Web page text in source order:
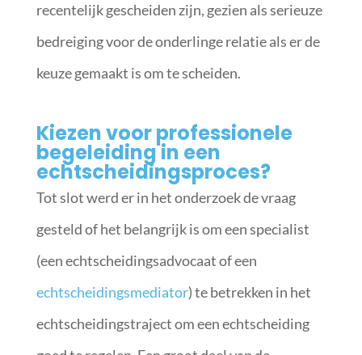
recentelijk gescheiden zijn, gezien als serieuze
bedreiging voor de onderlinge relatie als er de
keuze gemaakt is om te scheiden.
Kiezen voor professionele
begeleiding in een
echtscheidingsproces?
Tot slot werd er in het onderzoek de vraag
gesteld of het belangrijk is om een specialist
(een echtscheidingsadvocaat of een
echtscheidingsmediator) te betrekken in het
echtscheidingstraject om een echtscheiding